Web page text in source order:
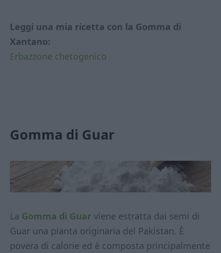
Leggi una mia ricetta con la Gomma di
Xantano:
Erbazzone chetogenico
Gomma di Guar
La Gomma di Guar viene estratta dai semi di
Guar una pianta originaria del Pakistan. È
povera di calorie ed è composta principalmente